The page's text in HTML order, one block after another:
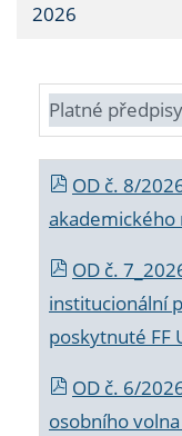
2026
Platné předpisy
OD č. 8/
OD č.
institucionální
poskytnuté FF
OD č. 6/
osobního